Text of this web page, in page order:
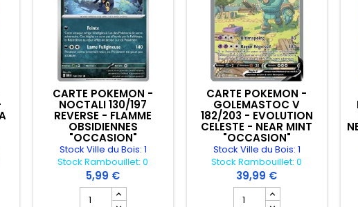
produit CARTE POKEMON - VIROVENT 198/193 - EVOLUTION A PALDEA
CARTE POKEMON -
NOCTALI 130/197
REVERSE - FLAMME
OBSIDIENNES
"OCCASION"
Stock Ville du Bois: 1
Stock Rambouillet: 0
5,99 €
Champ quantité du produit CARTE POKEMON - NOCTALI 130/197
CARTE POKEMON -
GOLEMASTOC V
182/203 - EVOLUTION
CELESTE - NEAR MINT
"OCCASION"
Stock Ville du Bois: 1
Stock Rambouillet: 0
39,99 €
Champ quantité du produit